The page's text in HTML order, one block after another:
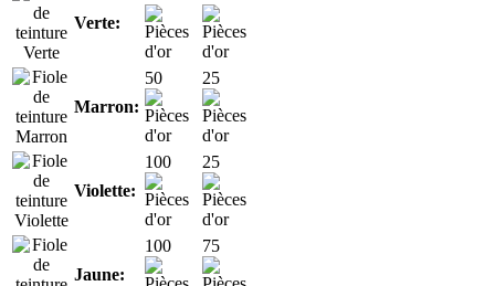
Verte:
Marron:
50 25
Violette:
100 25
Jaune:
100 75